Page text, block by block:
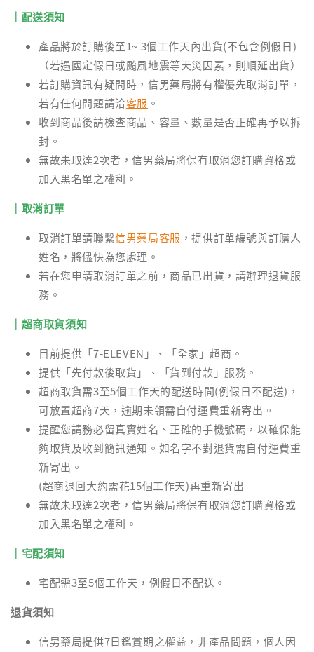
｜配送須知
產品將於訂購後至1~ 3個工作天內出貨(不包含例假日)
（若遇國定假日或颱風地震等天災因素，則順延出貨）
若訂購資訊有疑問時，信男藥局將有權優先取消訂單，
若有任何問題請洽客服 。
收到商品後請檢查商品、容量、數量是否正確再予以拆
封。
無故未取達2次者，信男藥局將保有取消您訂購資格或
加入黑名單之權利。
｜取消訂單
取消訂單請聯繫信男藥局客服 ，提供訂單編號與訂購人
姓名，將儘快為您處理。
若在您申請取消訂單之前，商品已出貨，請辦理退貨服
務。
｜超商取貨須知
目前提供「7-ELEVEN」、「全家」超商。
提供「先付款後取貨」、「貨到付款」服務。
超商取貨需3至5個工作天的配送時間(例假日不配送)，
可放置超商7天，逾期未領需自付運費重新寄出。
提醒您請務必留真實姓名、正確的手機號碼，以確保能
夠取貨及收到簡訊通知。如名字不對退貨需自付運費重
新寄出。
(超商退回大約需花15個工作天)再重新寄出
無故未取達2次者，信男藥局將保有取消您訂購資格或
加入黑名單之權利。
｜宅配須知
宅配需3至5個工作天，例假日不配送。
退貨須知
信男藥局提供7日鑑賞期之權益，非產品問題，個人因